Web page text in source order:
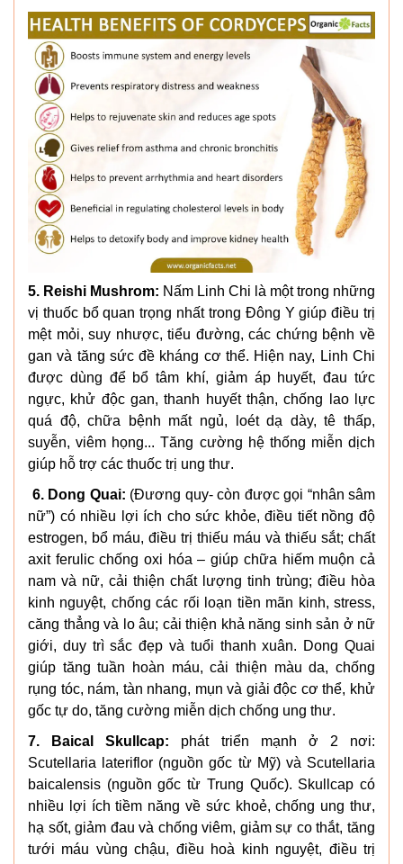
5. Reishi Mushrom: Nấm Linh Chi là một trong những
vị thuốc bổ quan trọng nhất trong Ðông Y giúp điều trị
mệt mỏi, suy nhược, tiểu đường, các chứng bệnh về
gan và tăng sức đề kháng cơ thể. Hiện nay, Linh Chi
được dùng để bổ tâm khí, giảm áp huyết, đau tức
ngực, khử độc gan, thanh huyết thận, chống lao lực
quá độ, chữa bệnh mất ngủ, loét dạ dày, tê thấp,
suyễn, viêm họng... Tăng cường hệ thống miễn dịch
giúp hỗ trợ các thuốc trị ung thư.
6. Dong Quai: (Đương quy- còn được gọi “nhân sâm
nữ”) có nhiều lợi ích cho sức khỏe, điều tiết nồng độ
estrogen, bổ máu, điều trị thiếu máu và thiếu sắt; chất
axit ferulic chống oxi hóa – giúp chữa hiếm muộn cả
nam và nữ, cải thiện chất lượng tinh trùng; điều hòa
kinh nguyệt, chống các rối loạn tiền mãn kinh, stress,
căng thẳng và lo âu; cải thiện khả năng sinh sản ở nữ
giới, duy trì sắc đẹp và tuổi thanh xuân. Dong Quai
giúp tăng tuần hoàn máu, cải thiện màu da, chống
rụng tóc, nám, tàn nhang, mụn và giải độc cơ thể, khử
gốc tự do, tăng cường miễn dịch chống ung thư.
7. Baical Skullcap: phát triển mạnh ở 2 nơi:
Scutellaria lateriflor (nguồn gốc từ Mỹ) và Scutellaria
baicalensis (nguồn gốc từ Trung Quốc). Skullcap có
nhiều lợi ích tiềm năng về sức khoẻ, chống ung thư,
hạ sốt, giảm đau và chống viêm, giảm sự co thắt, tăng
tưới máu vùng chậu, điều hoà kinh nguyệt, điều trị